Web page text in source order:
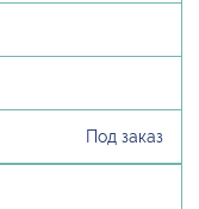
Под заказ